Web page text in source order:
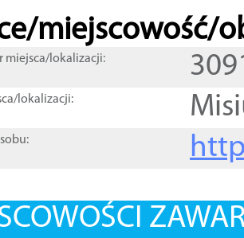
miejscowość/
miejsca/lokalizacji:
lokalizacji: